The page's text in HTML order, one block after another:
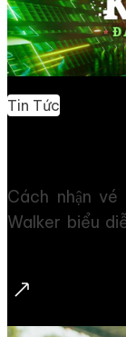
Tin Tức
Cách nhận
Walker biểu
(Chân cầu Ba
niệm 150 năm